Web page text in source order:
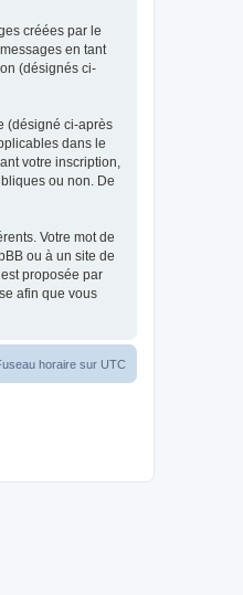
créées par le
en tant
(désignés ci-
(désigné ci-après
dans le
votre inscription,
ou non. De
Votre mot de
ou à un site de
proposée par
afin que vous
horaire sur UTC